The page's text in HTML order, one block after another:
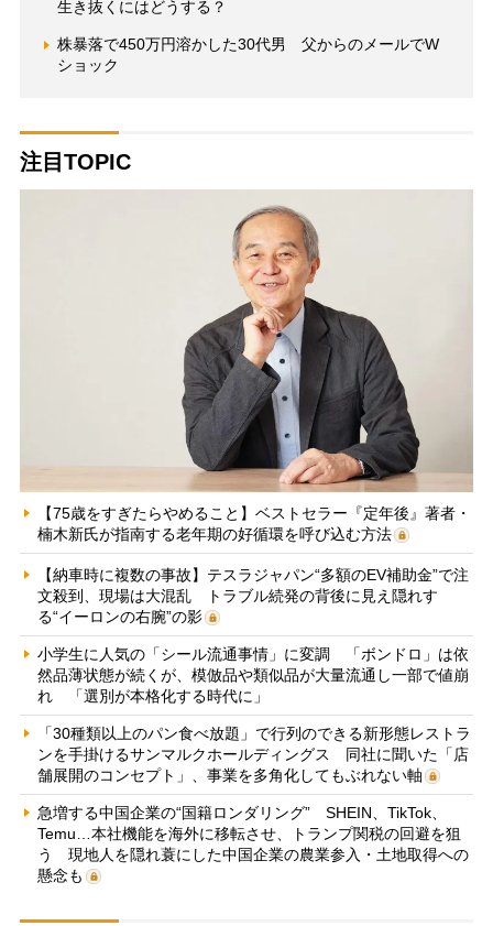
生き抜くにはどうする？
株暴落で450万円溶かした30代男 父からのメールでW
ショック
注目TOPIC
【75歳をすぎたらやめること】ベストセラー『定年後』著者・
楠木新氏が指南する老年期の好循環を呼び込む方法
【納車時に複数の事故】テスラジャパン“多額のEV補助金”で注
文殺到、現場は大混乱 トラブル続発の背後に見え隠れす
る“イーロンの右腕”の影
小学生に人気の「シール流通事情」に変調 「ボンドロ」は依
然品薄状態が続くが、模倣品や類似品が大量流通し一部で値崩
れ 「選別が本格化する時代に」
「30種類以上のパン食べ放題」で行列のできる新形態レストラ
ンを手掛けるサンマルクホールディングス 同社に聞いた「店
舗展開のコンセプト」、事業を多角化してもぶれない軸
急増する中国企業の“国籍ロンダリング” SHEIN、TikTok、
Temu…本社機能を海外に移転させ、トランプ関税の回避を狙
う 現地人を隠れ蓑にした中国企業の農業参入・土地取得への
懸念も